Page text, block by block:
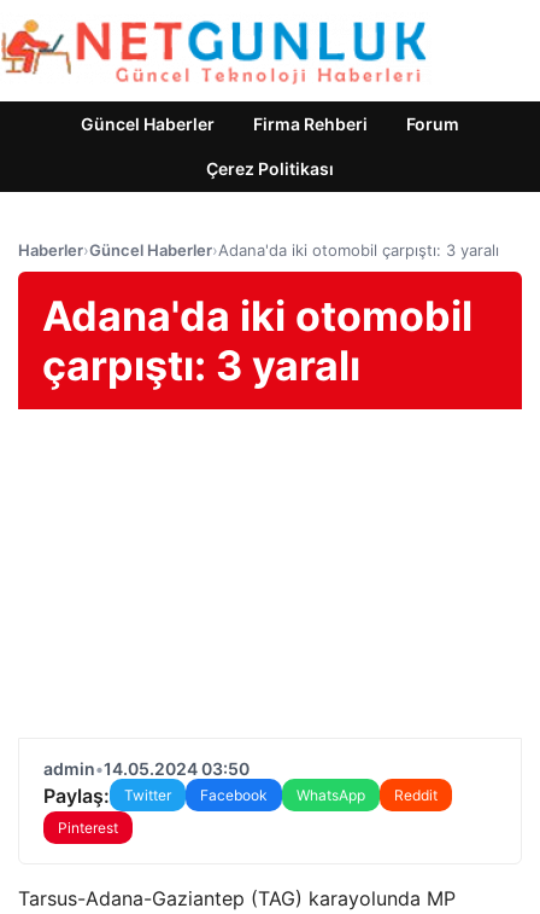
Güncel Haberler Firma Rehberi Forum
Çerez Politikası
Haberler›Güncel Haberler›Adana'da iki otomobil çarpıştı: 3 yaralı
Adana'da iki otomobil
çarpıştı: 3 yaralı
admin•14.05.2024 03:50
Paylaş: Twitter Facebook WhatsApp
Reddit
Pinterest
Tarsus-Adana-Gaziantep (TAG) karayolunda MP